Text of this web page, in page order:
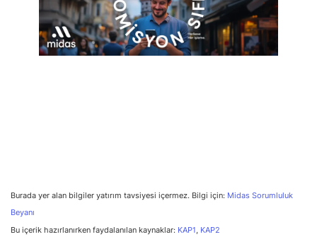
Burada yer alan bilgiler yatırım tavsiyesi içermez. Bilgi için: Midas Sorumluluk
Beyanı
Bu içerik hazırlanırken faydalanılan kaynaklar: KAP1, KAP2